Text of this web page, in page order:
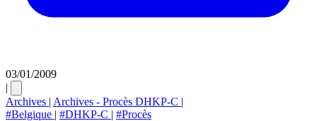
03/01/2009
|
Archives | Archives - Procès DHKP-C |
#Belgique | #DHKP-C | #Procès